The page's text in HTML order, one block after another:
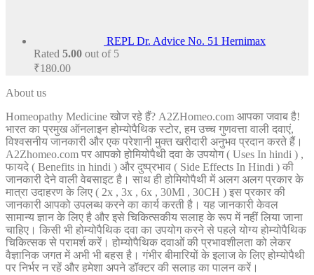
REPL Dr. Advice No. 51 Hernimax
Rated 5.00 out of 5
₹180.00
About us
Homeopathy Medicine खोज रहे हैं? A2ZHomeo.com आपका जवाब है!
भारत का प्रमुख ऑनलाइन होम्योपैथिक स्टोर, हम उच्च गुणवत्ता वाली दवाएं,
विश्वसनीय जानकारी और एक परेशानी मुक्त खरीदारी अनुभव प्रदान करते हैं।
A2Zhomeo.com पर आपको होमियोपैथी दवा के उपयोग ( Uses In hindi ) ,
फायदे ( Benefits in hindi ) और दुष्प्रभाव ( Side Effects In Hindi ) की
जानकारी देने वाली वेबसाइट है। साथ ही होमियोपैथी में अलग अलग प्रकार के
मात्रा उदाहरण के लिए ( 2x , 3x , 6x , 30Ml , 30CH ) इस प्रकार की
जानकारी आपको उपलब्ध करने का कार्य करती है। यह जानकारी केवल
सामान्य ज्ञान के लिए है और इसे चिकित्सकीय सलाह के रूप में नहीं लिया जाना
चाहिए। किसी भी होम्योपैथिक दवा का उपयोग करने से पहले योग्य होम्योपैथिक
चिकित्सक से परामर्श करें। होम्योपैथिक दवाओं की प्रभावशीलता को लेकर
वैज्ञानिक जगत में अभी भी बहस है। गंभीर बीमारियों के इलाज के लिए होम्योपैथी
पर निर्भर न रहें और हमेशा अपने डॉक्टर की सलाह का पालन करें।